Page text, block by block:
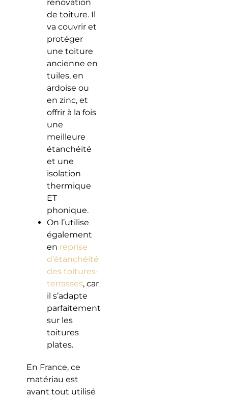
rénovation
de toiture. Il
va couvrir et
protéger
une toiture
ancienne en
tuiles, en
ardoise ou
en zinc, et
offrir à la fois
une
meilleure
étanchéité
et une
isolation
thermique
ET
phonique.
On l’utilise
également
en reprise
d’étanchéité
des toitures-
terrasses, car
il s’adapte
parfaitement
sur les
toitures
plates.
En France, ce
matériau est
avant tout utilisé